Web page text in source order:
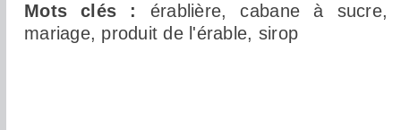
Mots clés :
érablière, cabane à sucre,
mariage, produit de l'érable, sirop